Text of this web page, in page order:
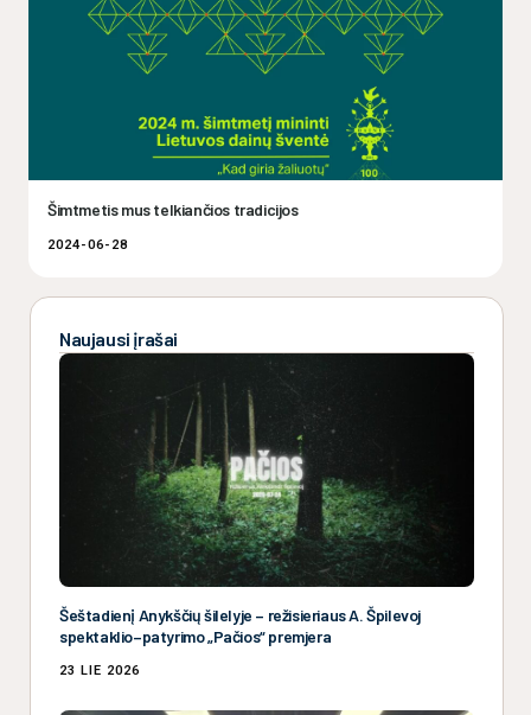
Šimtmetis mus telkiančios tradicijos
2024-06-28
Naujausi įrašai
Šeštadienį Anykščių šilelyje – režisieriaus A. Špilevoj
spektaklio–patyrimo „Pačios“ premjera
23 LIE 2026